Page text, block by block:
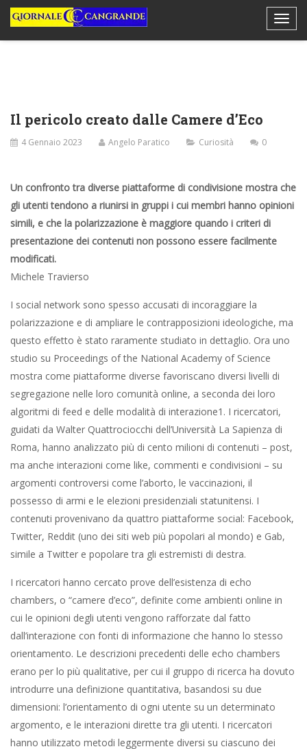
Il pericolo creato dalle Camere d’Eco
4 Gennaio 2023 Angelo Paratico Curiosità 0
Un confronto tra diverse piattaforme di condivisione mostra che
gli utenti tendono a riunirsi in gruppi i cui membri hanno opinioni
simili, e che la polarizzazione è maggiore quando i criteri di
presentazione dei contenuti non possono essere facilmente
modificati.
Michele Travierso
I social network sono spesso accusati di incoraggiare la
polarizzazione e di ampliare le contrapposizioni ideologiche, ma
questo effetto è stato raramente studiato in dettaglio. Ora uno
studio su Proceedings of the National Academy of Science
mostra come piattaforme diverse favoriscano diversi livelli di
segregazione nelle loro comunità online, a seconda dei loro
algoritmi di feed e delle modalità di interazione1. I ricercatori,
guidati da Walter Quattrociocchi dell’Università La Sapienza di
Roma, hanno analizzato più di cento milioni di contenuti – post,
ma anche interazioni come like, commenti e condivisioni – su
argomenti controversi come l’aborto, le vaccinazioni, il
possesso di armi e le elezioni presidenziali statunitensi. I
contenuti provenivano da quattro piattaforme social: Facebook,
Twitter, Reddit (uno dei siti web più popolari al mondo) e Gab,
simile a Twitter e popolare tra gli estremisti di destra.
I ricercatori hanno cercato prove dell’esistenza di echo
chambers, o “camere d’eco”, definite come ambienti online in
cui le opinioni degli utenti vengono rafforzate dal fatto
dall’interazione con fonti di informazione che hanno lo stesso
orientamento. Le descrizioni precedenti delle echo chambers
erano per lo più qualitative, per cui il gruppo di ricerca ha dovuto
introdurre una definizione quantitativa, basandosi su due
dimensioni: l’orientamento di ogni utente su un determinato
argomento, e le interazioni dirette tra gli utenti. I ricercatori
hanno utilizzato metodi leggermente diversi su ciascuno dei